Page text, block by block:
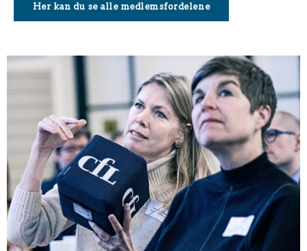
Her kan du se alle medlemsfordelene